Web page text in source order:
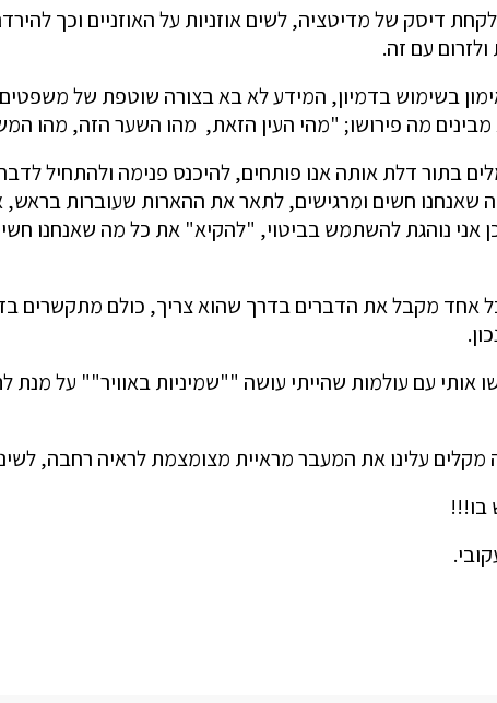
דיסק של מדיטציה, לשים אוזניות על האוזניים וכך
עם זה.
בשימוש בדמיון, המידע לא בא בצורה שוטפת של
מבינים מה פירושו; "מהי העין הזאת, מהו השער הזה, מהו
בתור דלת אותה אנו פותחים, להיכנס פנימה ולהתחיל
חשים ומרגישים, לתאר את ההארות שעוברות בראש,
אני נוהגת להשתמש בביטוי, "להקיא" את כל מה שאנחנו
אחד מקבל את הדברים בדרך שהוא צריך, כולם מתקשרים
אותי עם עולמות שהייתי עושה ""שמיניות באוויר"" על
מקלים עלינו את המעבר מראיית מצומצמת לראיה רחבה,
בו!!!